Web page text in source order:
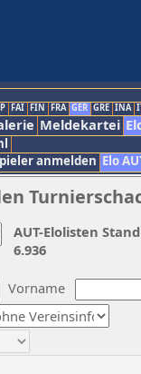
FAI FIN FRA GER GRE INA
Meldekartei
anmelden Elo
Vorname
AUT-Elolisten
6.936